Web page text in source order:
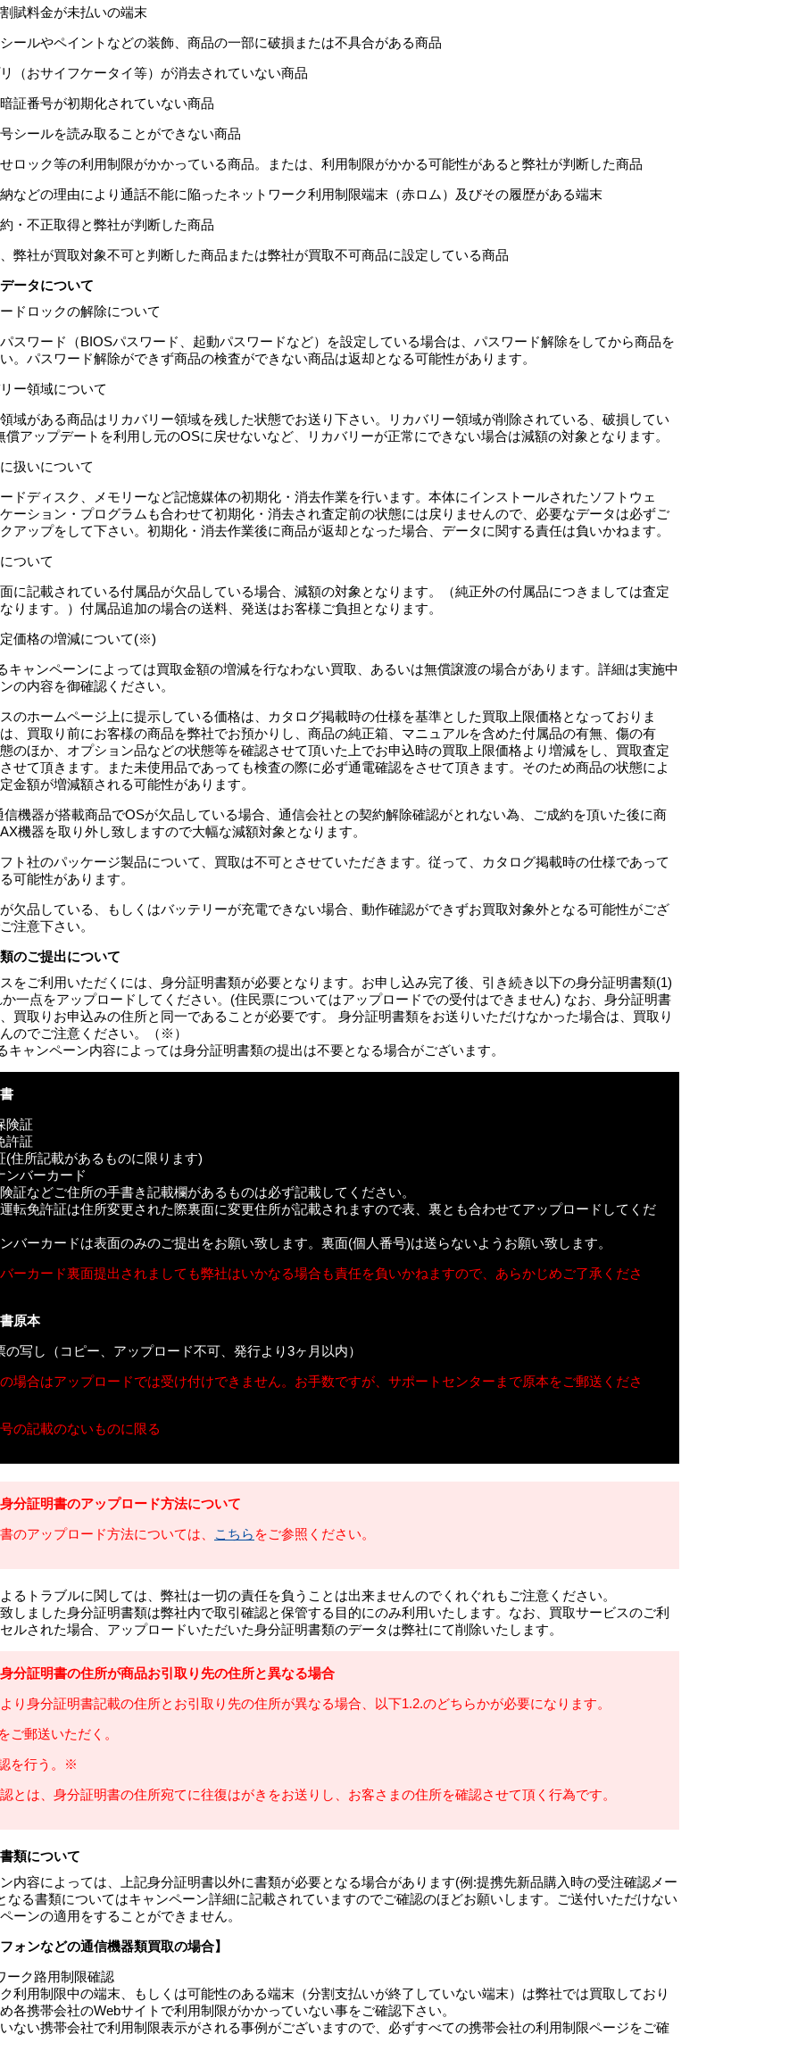
賦料金が未払いの端末
ールやペイントなどの装飾、商品の一部に破損または不具合がある商品
（おサイフケータイ等）が消去されていない商品
証番号が初期化されていない商品
シールを読み取ることができない商品
ロック等の利用制限がかかっている商品。または、利用制限がかかる可能性があると弊社が判断した商品
などの理由により通話不能に陥ったネットワーク利用制限端末（赤ロム）及びその履歴がある端末
・不正取得と弊社が判断した商品
弊社が買取対象不可と判断した商品または弊社が買取不可商品に設定している商品
ータについて
ドロックの解除について
スワード（BIOSパスワード、起動パスワードなど）を設定している場合は、パスワード解除をしてから商品を
。パスワード解除ができず商品の検査ができない商品は返却となる可能性があります。
ー領域について
域がある商品はリカバリー領域を残した状態でお送り下さい。リカバリー領域が削除されている、破損してい
償アップデートを利用し元のOSに戻せないなど、リカバリーが正常にできない場合は減額の対象となります。
扱いについて
ドディスク、メモリーなど記憶媒体の初期化・消去作業を行います。本体にインストールされたソフトウェ
ーション・プログラムも合わせて初期化・消去され査定前の状態には戻りませんので、必要なデータは必ずご
アップをして下さい。初期化・消去作業後に商品が返却となった場合、データに関する責任は負いかねます。
ついて
に記載されている付属品が欠品している場合、減額の対象となります。（純正外の付属品につきましては査定
ります。）付属品追加の場合の送料、発送はお客様ご負担となります。
価格の増減について(※)
キャンペーンによっては買取金額の増減を行なわない買取、あるいは無償譲渡の場合があります。詳細は実施中
の内容を御確認ください。
のホームページ上に提示している価格は、カタログ掲載時の仕様を基準とした買取上限価格となっておりま
、買取り前にお客様の商品を弊社でお預かりし、商品の純正箱、マニュアルを含めた付属品の有無、傷の有
のほか、オプション品などの状態等を確認させて頂いた上でお申込時の買取上限価格より増減をし、買取査定
せて頂きます。また未使用品であっても検査の際に必ず通電確認をさせて頂きます。そのため商品の状態によ
金額が増減額される可能性があります。
信機器が搭載商品でOSが欠品している場合、通信会社との契約解除確認がとれない為、ご成約を頂いた後に商
機器を取り外し致しますので大幅な減額対象となります。
ト社のパッケージ製品について、買取は不可とさせていただきます。従って、カタログ掲載時の仕様であって
可能性があります。
欠品している、もしくはバッテリーが充電できない場合、動作確認ができずお買取対象外となる可能性がござ
注意下さい。
のご提出について
をご利用いただくには、身分証明書類が必要となります。お申し込み完了後、引き続き以下の身分証明書類(1)
か一点をアップロードしてください。(住民票についてはアップロードでの受付はできません) なお、身分証明書
買取りお申込みの住所と同一であることが必要です。 身分証明書類をお送りいただけなかった場合は、買取り
のでご注意ください。（※）
ャンペーン内容によっては身分証明書類の提出は不要となる場合がございます。
険証
許証
(住所記載があるものに限ります)
ンバーカード
証などご住所の手書き記載欄があるものは必ず記載してください。
転免許証は住所変更された際裏面に変更住所が記載されますので表、裏とも合わせてアップロードしてくだ
バーカードは表面のみのご提出をお願い致します。裏面(個人番号)は送らないようお願い致します。
ーカード裏面提出されましても弊社はいかなる場合も責任を負いかねますので、あらかじめご了承くださ
原本
の写し（コピー、アップロード不可、発行より3ヶ月以内）
場合はアップロードでは受け付けできません。お手数ですが、サポートセンターまで原本をご郵送くださ
の記載のないものに限る
身分証明書のアップロード方法について
のアップロード方法については、
こちら をご参照ください。
るトラブルに関しては、弊社は一切の責任を負うことは出来ませんのでくれぐれもご注意ください。
しました身分証明書類は弊社内で取引確認と保管する目的にのみ利用いたします。なお、買取サービスのご利
ルされた場合、アップロードいただいた身分証明書類のデータは弊社にて削除いたします。
身分証明書の住所が商品お引取り先の住所と異なる場合
り身分証明書記載の住所とお引取り先の住所が異なる場合、以下1.2.のどちらかが必要になります。
ご郵送いただく。
を行う。※
とは、身分証明書の住所宛てに往復はがきをお送りし、お客さまの住所を確認させて頂く行為です。
類について
内容によっては、上記身分証明書以外に書類が必要となる場合があります(例:提携先新品購入時の受注確認メー
なる書類についてはキャンペーン詳細に記載されていますのでご確認のほどお願いします。ご送付いただけない
ーンの適用をすることができません。
フォンなどの通信機器類買取の場合】
ーク路用制限確認
利用制限中の端末、もしくは可能性のある端末（分割支払いが終了していない端末）は弊社では買取しており
各携帯会社のWebサイトで利用制限がかかっていない事をご確認下さい。
ない携帯会社で利用制限表示がされる事例がございますので、必ずすべての携帯会社の利用制限ページをご確